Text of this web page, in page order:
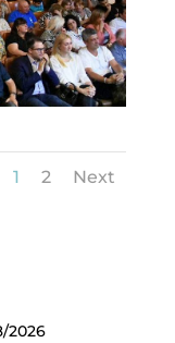
1 2 Next
2026